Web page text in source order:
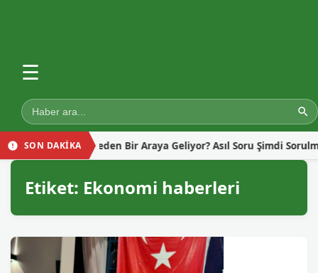
☰
SON DAKİKA
İçin Neden Bir Araya Geliyor? Asıl Soru Şimdi Sorulmalı!
Etiket: Ekonomi haberleri